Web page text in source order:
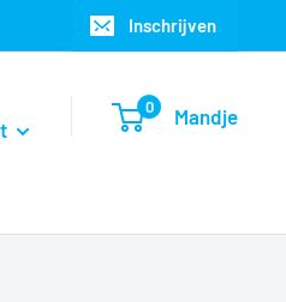
Inschrijven
0 Mandje